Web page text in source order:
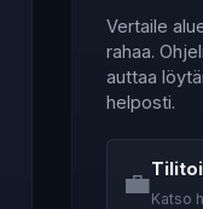
Vertaile
rahaa.
auttaa
helposti.
💼Katso